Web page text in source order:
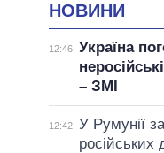
НОВИНИ
12:46 Україна
– ЗМІ
12:42 У Румунії
російських